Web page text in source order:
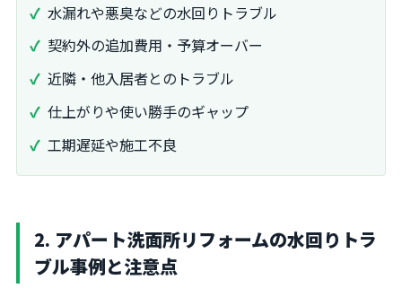
水漏れや悪臭などの水回りトラブル
契約外の追加費用・予算オーバー
近隣・他入居者とのトラブル
仕上がりや使い勝手のギャップ
工期遅延や施工不良
2. アパート洗面所リフォームの水回りトラ
ブル事例と注意点